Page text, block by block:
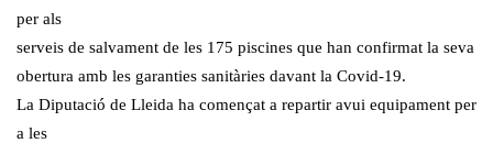
per als
serveis de salvament de les 175 piscines que han confirmat la seva
obertura amb les garanties sanitàries davant la Covid-19.
La Diputació de Lleida ha començat a repartir avui equipament per
a les